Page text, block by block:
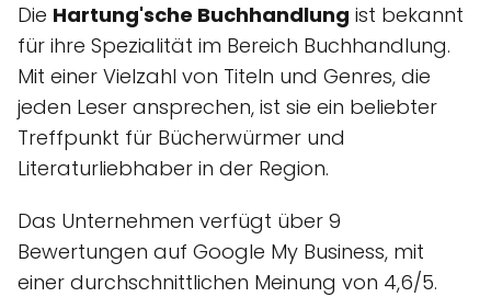
Die Hartung'sche Buchhandlung ist bekannt
für ihre Spezialität im Bereich Buchhandlung.
Mit einer Vielzahl von Titeln und Genres, die
jeden Leser ansprechen, ist sie ein beliebter
Treffpunkt für Bücherwürmer und
Literaturliebhaber in der Region.
Das Unternehmen verfügt über 9
Bewertungen auf Google My Business, mit
einer durchschnittlichen Meinung von 4,6/5.